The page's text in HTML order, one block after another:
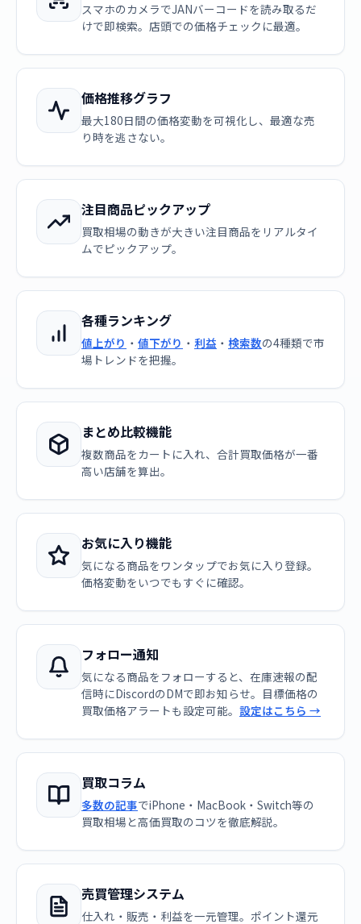
スマホのカメラでJANバーコードを読み取るだ
けで即検索。店頭での価格チェックに最適。
価格推移グラフ
最大180日間の価格変動を可視化し、最適な売
り時を逃さない。
注目商品ピックアップ
買取相場の動きが大きい注目商品をリアルタイ
ムでピックアップ。
各種ランキング
値上がり ・ 値下がり ・ 利益 ・ 検索数の4種類で市
場トレンドを把握。
まとめ比較機能
複数商品をカートに入れ、合計買取価格が一番
高い店舗を算出。
お気に入り機能
気になる商品をワンタップでお気に入り登録。
価格変動をいつでもすぐに確認。
フォロー通知
気になる商品をフォローすると、在庫速報の配
信時にDiscordのDMで即お知らせ。目標価格の
買取価格アラートも設定可能。 設定はこちら →
買取コラム
多数の記事でiPhone・MacBook・Switch等の
買取相場と高価買取のコツを徹底解説。
売買管理システム
仕入れ・販売・利益を一元管理。ポイント還元